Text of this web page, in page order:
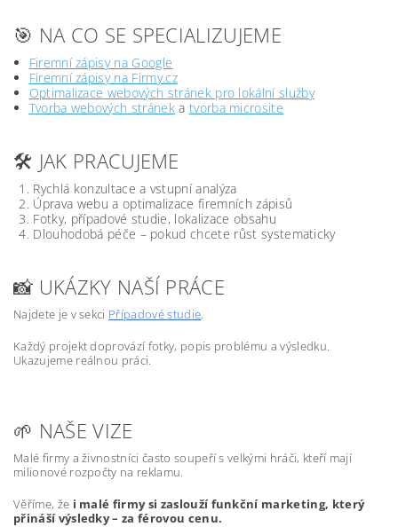
🎯 NA CO SE SPECIALIZUJEME
Firemní zápisy na Google
Firemní zápisy na Firmy.cz
Optimalizace webových stránek pro lokální služby
Tvorba webových stráneka tvorba microsite
🛠️ JAK PRACUJEME
Rychlá konzultace a vstupní analýza
Úprava webu a optimalizace firemních zápisů
Fotky, případové studie, lokalizace obsahu
Dlouhodobá péče – pokud chcete růst systematicky
📸 UKÁZKY NAŠÍ PRÁCE
Najdete je v sekci Případové studie.
Každý projekt doprovází fotky, popis problému a výsledku.
Ukazujeme reálnou práci.
🌱 NAŠE VIZE
Malé firmy a živnostníci často soupeří s velkými hráči, kteří mají
milionové rozpočty na reklamu.
Věříme, že i malé firmy si zaslouží funkční marketing, který
přináší výsledky – za férovou cenu.